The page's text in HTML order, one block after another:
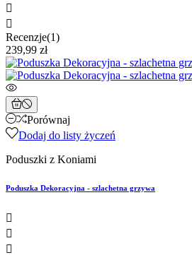


Recenzje(1)
239,99 zł
Porównaj
Dodaj do listy życzeń
Poduszki z Koniami
Poduszka Dekoracyjna - szlachetna grzywa


